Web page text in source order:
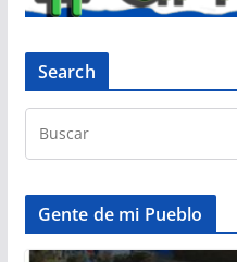
Search
Gente de mi Pueblo